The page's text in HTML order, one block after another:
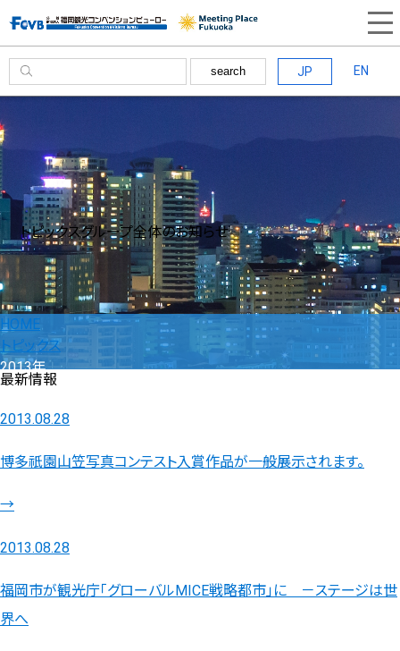
search JP EN
トピックスグループ全体のお知らせ
HOME
トピックス
2013年
最新情報
2013.08.28
博多祇園山笠写真コンテスト入賞作品が一般展示されます。
→
2013.08.28
福岡市が観光庁「グローバルMICE戦略都市」に －ステージは世
界へ